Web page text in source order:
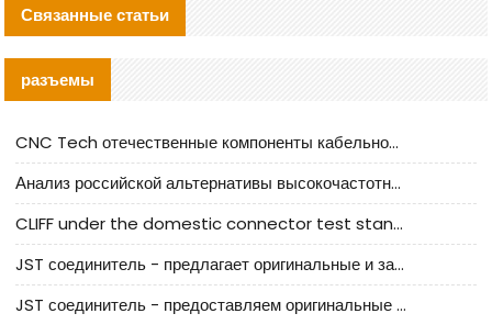
Связанные статьи
разъемы
CNC Tech отечественные компоненты кабельной арматуры оценка и руководство по производственному внедрению
Анализ российской альтернативы высокочастотных кабельных колодцев I-PEX
CLIFF under the domestic connector test standard update
JST соединитель - предлагает оригинальные и заменяющие JST NSHR-02V-S соединители
JST соединитель - предоставляем оригинальные JST GHR-09V-S соединители и их аналоги